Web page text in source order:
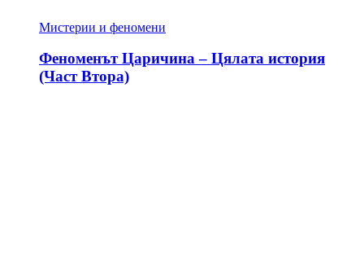
Мистерии и феномени
Феноменът Царичина – Цялата история
(Част Втора)